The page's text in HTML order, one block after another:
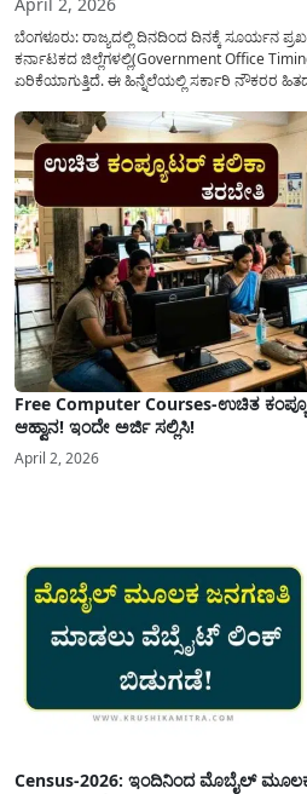
April 2, 2026
ಬೆಂಗಳೂರು: ರಾಜ್ಯದಲ್ಲಿ ದಿನದಿಂದ ದಿನಕ್ಕೆ ಸೂರ್ಯನ
ಕರ್ನಾಟಕದ ಜಿಲ್ಲೆಗಳಲ್ಲಿ(Government Office
ಏರಿಕೆಯಾಗುತ್ತಿದೆ. ಈ ಹಿನ್ನೆಲೆಯಲ್ಲಿ ಸರ್ಕಾರಿ ನೌಕರರ
ಮತ್ತು ಕಲ್ಯಾಣ ಕರ್ನಾಟಕದ ಒಟ್ಟು 9 ಜಿಲ್ಲೆಗಳಲ್ಲಿ ಏಪ್ರಿಲ್...
Free Computer Courses-ಉಚಿತ
ಆಹ್ವಾನ! ಇಂದೇ ಅರ್ಜಿ ಸಲ್ಲಿಸಿ!
April 2, 2026
Census-2026: ಇಂದಿನಿಂದ ಮೊಬೈಲ್